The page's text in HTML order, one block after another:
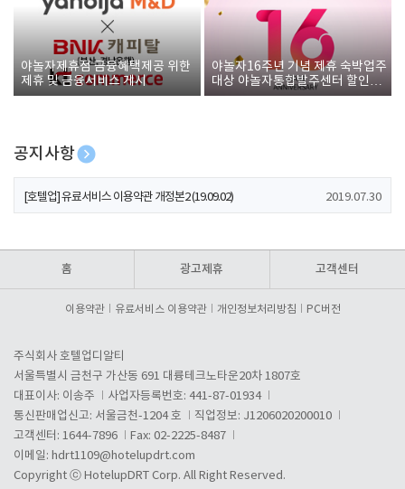
야놀자제휴점 금융혜택제공 위한
제휴 및 금융서비스 게시
야놀자16주년 기념 제휴 숙박업주
대상 야놀자통합발주센터 할인쿠
폰 증정
공지사항
[호텔업] 개인정보 처리방침 개정본1 (19.09.02)
[호텔업] 유료서비스 이용약관 개정본2 (19.09.02) 2019.07.30
홈 광고제휴 고객센터
이용약관 유료서비스 이용약관 개인정보처리방침 PC버전
주식회사 호텔업디알티
서울특별시 금천구 가산동 691 대륭테크노타운20차 1807호
대표이사: 이송주
사업자등록번호: 441-87-01934
통신판매업신고: 서울금천-1204 호
직업정보: J1206020200010
고객센터: 1644-7896
Fax: 02-2225-8487
이메일: hdrt1109@hotelupdrt.com
Copyright ⓒ HotelupDRT Corp. All Right Reserved.